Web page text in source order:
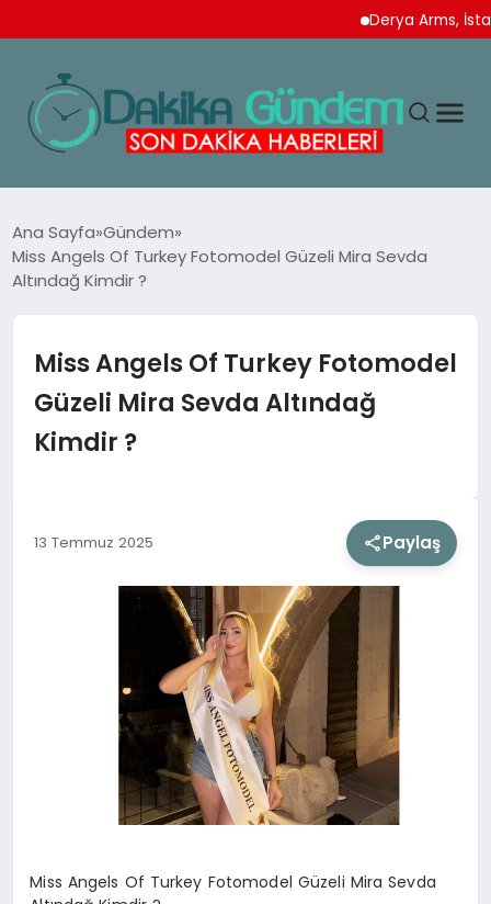
Derya Arms,
TEKNOLOJI
SPOR
YAŞAM
SIYASET
Ana Sayfa Gündem
Miss Angels Of Turkey Fotomodel Güzeli Mira Sevda
Altındağ Kimdir ?
Miss Angels Of Turkey Fotomodel
Güzeli Mira Sevda Altındağ
Kimdir ?
13 Temmuz 2025 Paylaş
Miss Angels Of Turkey Fotomodel Güzeli Mira Sevda